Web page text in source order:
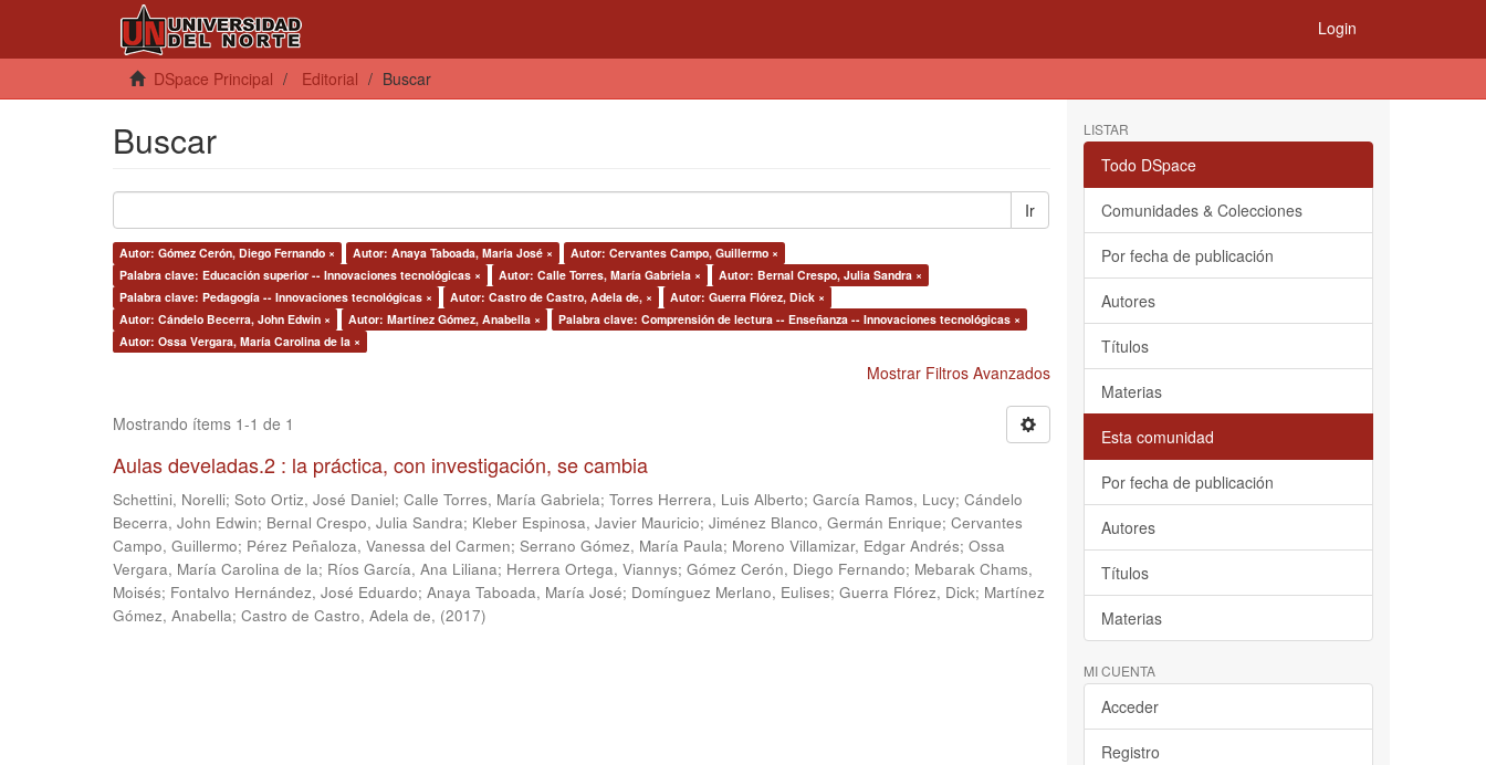
Login
DSpace Principal Editorial Buscar
Buscar
Ir
Autor: Gómez Cerón, Diego Fernando × Autor: Anaya Taboada, María José ×
Autor: Cervantes Campo, Guillermo ×
Palabra clave: Educación superior -- Innovaciones tecnológicas ×
Autor: Calle Torres, María Gabriela ×
Autor: Bernal Crespo, Julia Sandra ×
Palabra clave: Pedagogía -- Innovaciones tecnológicas ×
Autor: Castro de Castro, Adela de, ×
Autor: Guerra Flórez, Dick ×
Autor: Cándelo Becerra, John Edwin ×
Autor: Martínez Gómez, Anabella ×
Palabra clave: Comprensión de lectura -- Enseñanza -- Innovaciones tecnológicas ×
Autor: Ossa Vergara, María Carolina de la ×
Mostrar Filtros Avanzados
Mostrando ítems 1-1 de 1
Aulas develadas.2 : la práctica, con investigación, se cambia
Schettini, Norelli; Soto Ortiz, José Daniel; Calle Torres, María Gabriela; Torres Herrera, Luis Alberto; García Ramos, Lucy; Cándelo
Becerra, John Edwin; Bernal Crespo, Julia Sandra; Kleber Espinosa, Javier Mauricio; Jiménez Blanco, Germán Enrique; Cervantes
Campo, Guillermo; Pérez Peñaloza, Vanessa del Carmen; Serrano Gómez, María Paula; Moreno Villamizar, Edgar Andrés; Ossa
Vergara, María Carolina de la; Ríos García, Ana Liliana; Herrera Ortega, Viannys; Gómez Cerón, Diego Fernando; Mebarak Chams,
Moisés; Fontalvo Hernández, José Eduardo; Anaya Taboada, María José; Domínguez Merlano, Eulises; Guerra Flórez, Dick; Martínez
Gómez, Anabella; Castro de Castro, Adela de, (2017)
LISTAR
Todo DSpace
Comunidades & Colecciones
Por fecha de publicación
Autores
Títulos
Materias
Esta comunidad
Por fecha de publicación
Autores
Títulos
Materias
MI CUENTA
Acceder
Registro